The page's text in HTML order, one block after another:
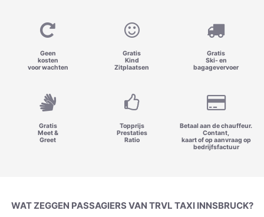
Geen
kosten
voor wachten
Gratis
Kind
Zitplaatsen
Gratis
Ski- en
bagagevervoer
Gratis
Meet &
Greet
Topprijs
Prestaties
Ratio
Betaal aan de chauffeur.
Contant,
kaart of op aanvraag op
bedrijfsfactuur
WAT ZEGGEN PASSAGIERS VAN TRVL TAXI INNSBRUCK?